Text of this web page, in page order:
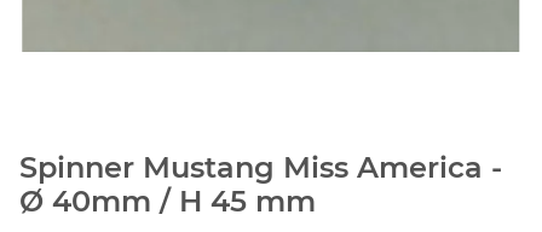
Spinner Mustang Miss America -
Ø 40mm / H 45 mm